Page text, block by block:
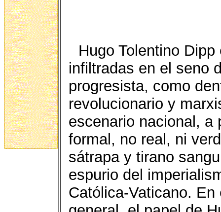
Hugo Tolentino
infiltradas en el seno
progresista, como
revolucionario y
escenario nacional, a
formal, no real, ni
sátrapa y tirano
espurio del
Católica-Vaticano.